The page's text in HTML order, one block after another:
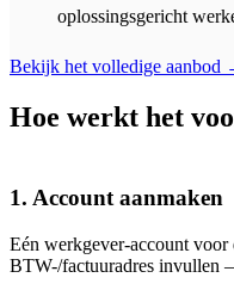
oplossingsgericht
Bekijk het volledige aanbod
Hoe werkt het
1. Account aanmaken
Eén werkgever-account voor
BTW-/factuuradres invullen